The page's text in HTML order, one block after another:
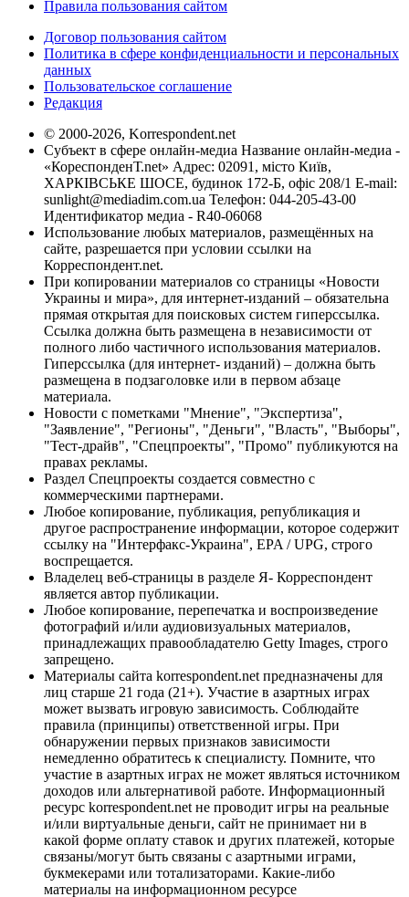
Правила пользования сайтом
Договор пользования сайтом
Политика в сфере конфиденциальности и персональных
данных
Пользовательское соглашение
Редакция
© 2000-2026, Korrespondent.net
Субъект в сфере онлайн-медиа Название онлайн-медиа -
«КореспонденТ.net» Адрес: 02091, місто Київ,
ХАРКІВСЬКЕ ШОСЕ, будинок 172-Б, офіс 208/1 E-mail:
sunlight@mediadim.com.ua Телефон: 044-205-43-00
Идентификатор медиа - R40-06068
Использование любых материалов, размещённых на
сайте, разрешается при условии ссылки на
Корреспондент.net.
При копировании материалов со страницы «Новости
Украины и мира», для интернет-изданий – обязательна
прямая открытая для поисковых систем гиперссылка.
Ссылка должна быть размещена в независимости от
полного либо частичного использования материалов.
Гиперссылка (для интернет- изданий) – должна быть
размещена в подзаголовке или в первом абзаце
материала.
Новости с пометками "Мнение", "Экспертиза",
"Заявление", "Регионы", "Деньги", "Власть", "Выборы",
"Тест-драйв", "Спецпроекты", "Промо" публикуются на
правах рекламы.
Раздел Спецпроекты создается совместно с
коммерческими партнерами.
Любое копирование, публикация, републикация и
другое распространение информации, которое содержит
ссылку на "Интерфакс-Украина", EPA / UPG, строго
воспрещается.
Владелец веб-страницы в разделе Я- Корреспондент
является автор публикации.
Любое копирование, перепечатка и воспроизведение
фотографий и/или аудиовизуальных материалов,
принадлежащих правообладателю Getty Images, строго
запрещено.
Материалы сайта korrespondent.net предназначены для
лиц старше 21 года (21+). Участие в азартных играх
может вызвать игровую зависимость. Соблюдайте
правила (принципы) ответственной игры. При
обнаружении первых признаков зависимости
немедленно обратитесь к специалисту. Помните, что
участие в азартных играх не может являться источником
доходов или альтернативой работе. Информационный
ресурс korrespondent.net не проводит игры на реальные
и/или виртуальные деньги, сайт не принимает ни в
какой форме оплату ставок и других платежей, которые
связаны/могут быть связаны с азартными играми,
букмекерами или тотализаторами. Какие-либо
материалы на информационном ресурсе